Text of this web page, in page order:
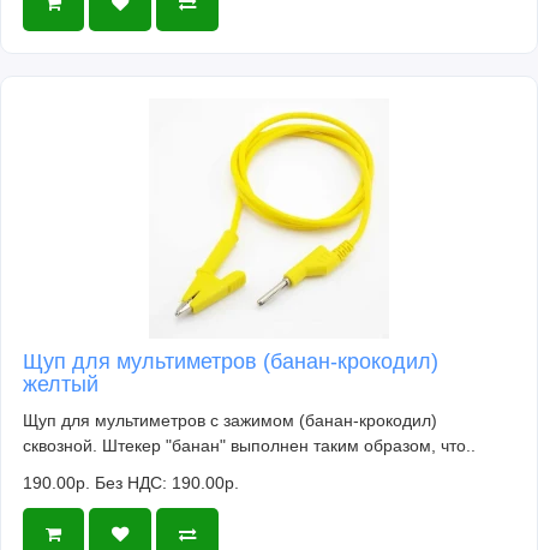
Щуп для мультиметров (банан-крокодил)
желтый
Щуп для мультиметров с зажимом (банан-крокодил)
сквозной. Штекер "банан" выполнен таким образом, что..
190.00р. Без НДС: 190.00р.